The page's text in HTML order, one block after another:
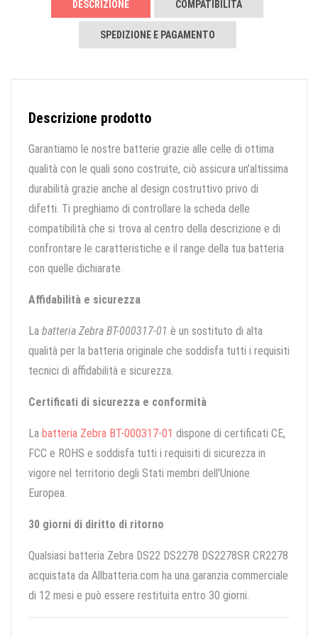
DESCRIZIONE COMPATIBILITÀ
SPEDIZIONE E PAGAMENTO
Descrizione prodotto
Garantiamo le nostre batterie grazie alle celle di ottima
qualità con le quali sono costruite, ciò assicura un’altissima
durabilità grazie anche al design costruttivo privo di
difetti. Ti preghiamo di controllare la scheda delle
compatibilità che si trova al centro della descrizione e di
confrontare le caratteristiche e il range della tua batteria
con quelle dichiarate.
Affidabilità e sicurezza
La batteria Zebra BT-000317-01 è un sostituto di alta
qualità per la batteria originale che soddisfa tutti i requisiti
tecnici di affidabilità e sicurezza.
Certificati di sicurezza e conformità
La batteria Zebra BT-000317-01 dispone di certificati CE,
FCC e ROHS e soddisfa tutti i requisiti di sicurezza in
vigore nel territorio degli Stati membri dell'Unione
Europea.
30 giorni di diritto di ritorno
Qualsiasi batteria Zebra DS22 DS2278 DS2278SR CR2278
acquistata da Allbatteria.com ha una garanzia commerciale
di 12 mesi e può essere restituita entro 30 giorni.